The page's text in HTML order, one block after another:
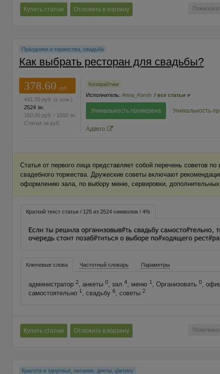
Купить статью Отложить в корзину
Праздники и торжества, свадьба
Как выбрать ресторан для свадьбы?
378.60
руб.
441.70 руб. (с ком.)
2524 зн.
150.00 руб. / 1000 зн.
Статья за руб.
Копирайтинг
Исполнитель: Anna_Korsh / все статьи
Уникальность проверена Уникальность
Адвего
Статья от первого лица представляет собой перечень советов
свадебного торжества. Дружеские советы включают
оформлению зала, по выбору меню, сервировки, дополнительных
Краткий текст статьи / 125 из 2524 символов / 4%
Ключевые слова Частотный словарь Параметры
администратор 2, анкеты 0, зал 4, меню 1, Организовать 0,
самостоятельно 1 , свадьбу 6, советы 2
Купить статью Отложить в корзину
Красота и здоровье, питание, диеты, фитнес